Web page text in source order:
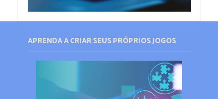
APRENDA A CRIAR SEUS PRÓPRIOS JOGOS